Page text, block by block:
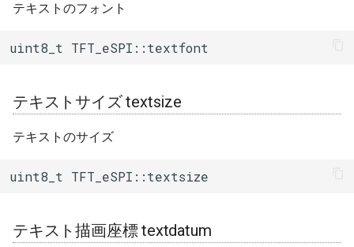
ピボットX座標取得
fontsLoaded()
色変換(32bitから16ビット)
色変換(8bitから16ビット)
テキストのフォント
uint8_t TFT_eSPI::textfont
テキストサイズ textsize
テキストのサイズ
uint8_t TFT_eSPI::textsize
テキスト描画座標 textdatum